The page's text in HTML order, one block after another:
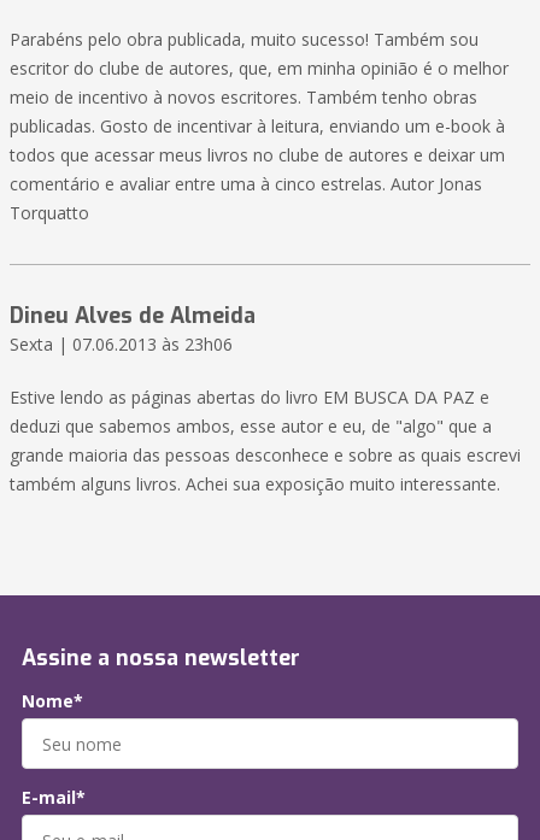
Parabéns pelo obra publicada, muito sucesso! Também sou
escritor do clube de autores, que, em minha opinião é o melhor
meio de incentivo à novos escritores. Também tenho obras
publicadas. Gosto de incentivar à leitura, enviando um e-book à
todos que acessar meus livros no clube de autores e deixar um
comentário e avaliar entre uma à cinco estrelas. Autor Jonas
Torquatto
Dineu Alves de Almeida
Sexta | 07.06.2013 às 23h06
Estive lendo as páginas abertas do livro EM BUSCA DA PAZ e
deduzi que sabemos ambos, esse autor e eu, de "algo" que a
grande maioria das pessoas desconhece e sobre as quais escrevi
também alguns livros. Achei sua exposição muito interessante.
Assine a nossa newsletter
Nome*
E-mail*